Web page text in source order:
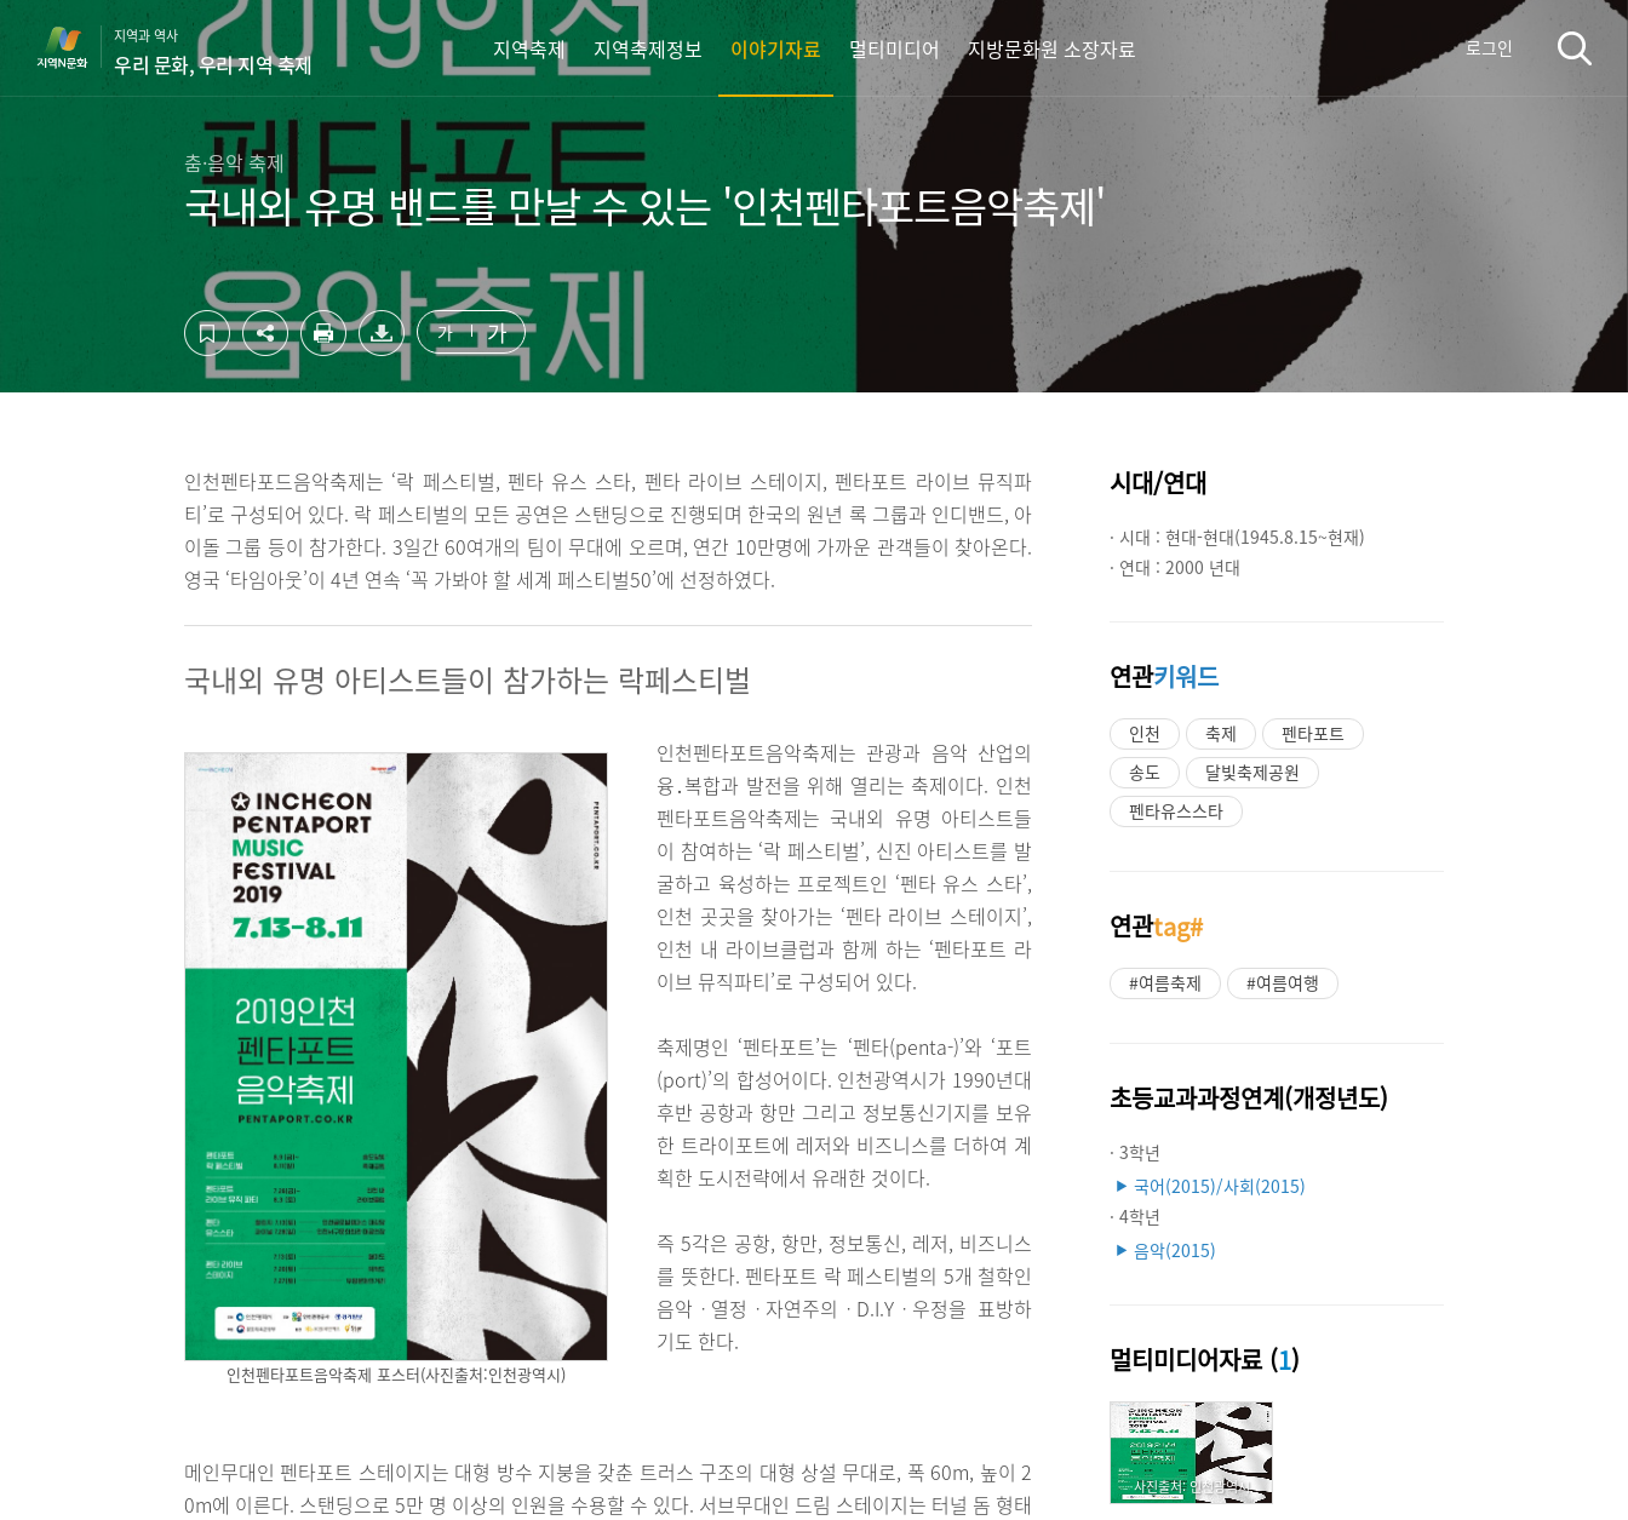
컨
영
하
역
지역과 역사
우리 문화, 우리 지역 축제
지역축제 지역축제정보 이야기자료 멀티미디어 지방문화원 소장자료 로그인
춤·음악 축제
국내외 유명 밴드를 만날 수 있는 '인천펜타포트음악축제'
가 가
인천펜타포드음악축제는 ‘락 페스티벌, 펜타 유스 스타, 펜타 라이브 스테이지, 펜타포트 라이브 뮤직파
티’로 구성되어 있다. 락 페스티벌의 모든 공연은 스탠딩으로 진행되며 한국의 원년 록 그룹과 인디밴드, 아
이돌 그룹 등이 참가한다. 3일간 60여개의 팀이 무대에 오르며, 연간 10만명에 가까운 관객들이 찾아온다.
영국 ‘타임아웃’이 4년 연속 ‘꼭 가봐야 할 세계 페스티벌50’에 선정하였다.
국내외 유명 아티스트들이 참가하는 락페스티벌
인천펜타포트음악축제 포스터(사진출처:인천광역시)
인천펜타포트음악축제는 관광과 음악 산업의
융․복합과 발전을 위해 열리는 축제이다. 인천
펜타포트음악축제는 국내외 유명 아티스트들
이 참여하는 ‘락 페스티벌’, 신진 아티스트를 발
굴하고 육성하는 프로젝트인 ‘펜타 유스 스타’,
인천 곳곳을 찾아가는 ‘펜타 라이브 스테이지’,
인천 내 라이브클럽과 함께 하는 ‘펜타포트 라
이브 뮤직파티’로 구성되어 있다.
축제명인 ‘펜타포트’는 ‘펜타(penta-)’와 ‘포트
(port)’의 합성어이다. 인천광역시가 1990년대
후반 공항과 항만 그리고 정보통신기지를 보유
한 트라이포트에 레저와 비즈니스를 더하여 계
획한 도시전략에서 유래한 것이다.
즉 5각은 공항, 항만, 정보통신, 레저, 비즈니스
를 뜻한다. 펜타포트 락 페스티벌의 5개 철학인
음악ㆍ열정ㆍ자연주의ㆍD.I.Yㆍ우정을 표방하
기도 한다.
메인무대인 펜타포트 스테이지는 대형 방수 지붕을 갖춘 트러스 구조의 대형 상설 무대로, 폭 60m, 높이 2
0m에 이른다. 스탠딩으로 5만 명 이상의 인원을 수용할 수 있다. 서브무대인 드림 스테이지는 터널 돔 형태
시대/연대
· 시대 : 현대-현대(1945.8.15~현재)
· 연대 : 2000 년대
연관키워드
인천 축제
펜타포트
송도
달빛축제공원
펜타유스스타
연관tag#
#여름축제 #여름여행
초등교과과정연계(개정년도)
· 3학년
▶ 국어(2015)/사회(2015)
· 4학년
▶ 음악(2015)
멀티미디어자료 (1)
사진출처: 인천광역시